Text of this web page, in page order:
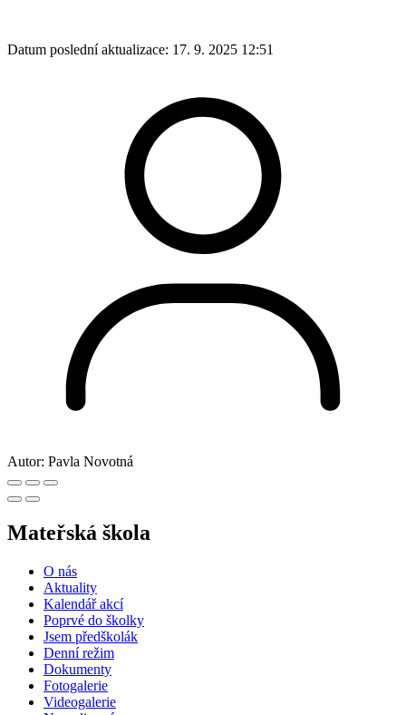
Datum poslední aktualizace: 17. 9. 2025 12:51
Autor: Pavla Novotná
Mateřská škola
O nás
Aktuality
Kalendář akcí
Poprvé do školky
Jsem předškolák
Denní režim
Dokumenty
Fotogalerie
Videogalerie